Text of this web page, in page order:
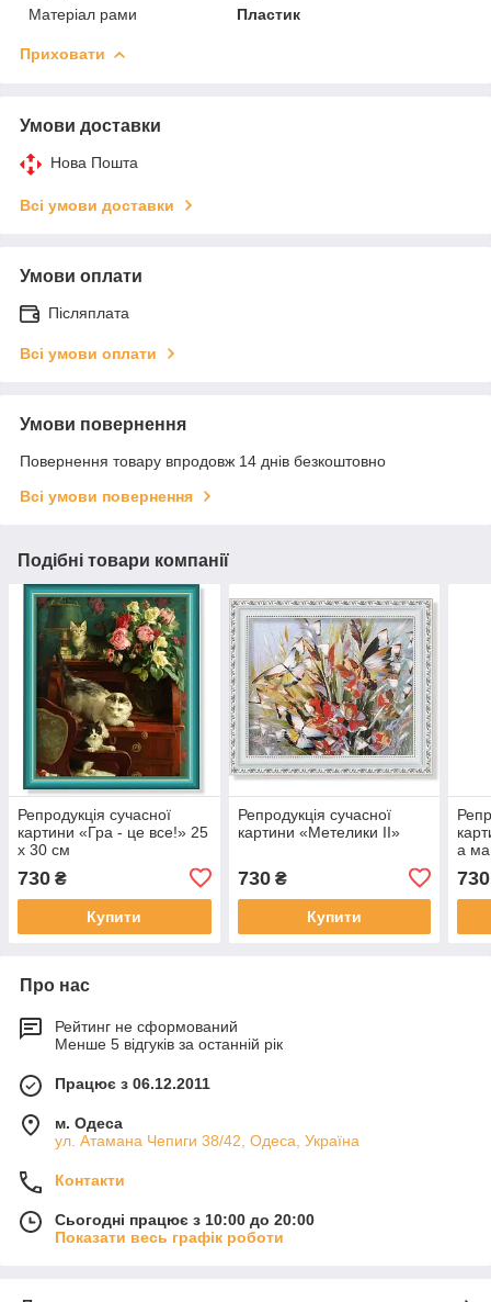
Матеріал рами
Пластик
Приховати
Умови доставки
Нова Пошта
Всі умови доставки
Умови оплати
Післяплата
Всі умови оплати
Умови повернення
Повернення товару впродовж 14 днів безкоштовно
Всі умови повернення
Подібні товари компанії
Репродукція сучасної
картини «Гра - це все!» 25
х 30 см
730 ₴
Купити
Репродукція сучасної
картини «Метелики II»
730₴
Купити
а
730
Про нас
Рейтинг не сформований
Менше 5 відгуків за останній рік
Працює з 06.12.2011
м. Одеса
ул. Атамана Чепиги 38/42, Одеса, Україна
Контакти
Сьогодні працює з 10:00 до 20:00
Показати весь графік роботи